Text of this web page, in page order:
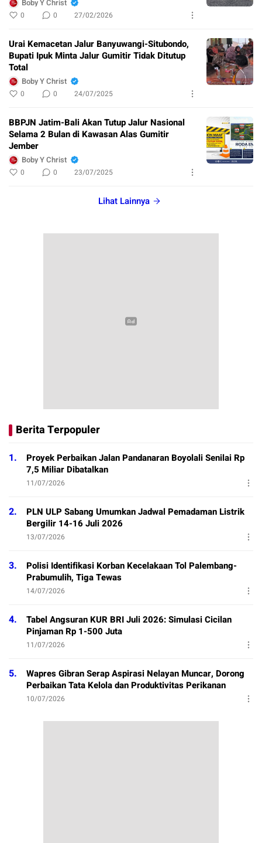
Boby Y Christ
0 0 27/02/2026
Urai Kemacetan Jalur Banyuwangi-Situbondo,
Bupati Ipuk Minta Jalur Gumitir Tidak Ditutup
Total
Boby Y Christ
0 0 24/07/2025
BBPJN Jatim-Bali Akan Tutup Jalur Nasional
Selama 2 Bulan di Kawasan Alas Gumitir
Jember
Boby Y Christ
0 0 23/07/2025
Lihat Lainnya
Berita Terpopuler
1.
Proyek Perbaikan Jalan Pandanaran Boyolali Senilai Rp
7,5 Miliar Dibatalkan
11/07/2026
2.
PLN ULP Sabang Umumkan Jadwal Pemadaman Listrik
Bergilir 14-16 Juli 2026
13/07/2026
3.
Polisi Identifikasi Korban Kecelakaan Tol Palembang-
Prabumulih, Tiga Tewas
14/07/2026
4.
Tabel Angsuran KUR BRI Juli 2026: Simulasi Cicilan
Pinjaman Rp 1-500 Juta
11/07/2026
5.
Wapres Gibran Serap Aspirasi Nelayan Muncar, Dorong
Perbaikan Tata Kelola dan Produktivitas Perikanan
10/07/2026